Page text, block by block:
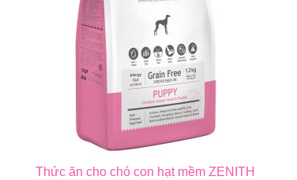
Thức ăn cho chó con hạt mềm ZENITH